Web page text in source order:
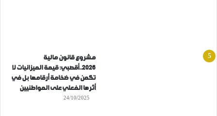
مشروع قانون مالية
2026..أقصبي: قيمة الميزانيات لا
تكمن في ضخامة أرقامها بل في
أثرها الفعلي على المواطنيين
24/10/2025